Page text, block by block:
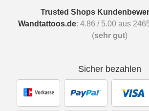
Trusted Shops
Wandtattoos.de: 4.86 / 5.00 aus
(sehr gut)
Sicher bezahlen